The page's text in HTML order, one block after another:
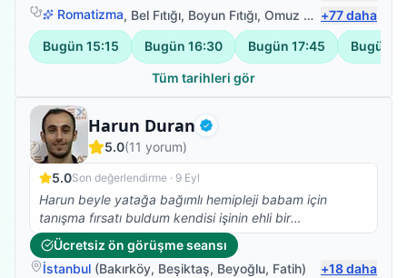
Romatizma, Bel Fıtığı, Boyun Fıtığı, Omuz Bağ Yaralanması +77daha
Bugün 15:15 Bugün 16:30 Bugün 17:45 Bugün
Tüm tarihleri gör
Harun Duran Doğrulanmış
Fizyoterapist
5.0(11 yorum)
5.0Son değerlendirme · 9 Eyl
Harun beyle yatağa bağımlı hemipleji babam için
tanışma fırsatı buldum kendisi işinin ehli bir
fizyoterapist herkese tavsiye ederim.
Ücretsiz ön görüşme seansı
İstanbul (Bakırköy, Beşiktaş, Beyoğlu, Fatih) +18daha